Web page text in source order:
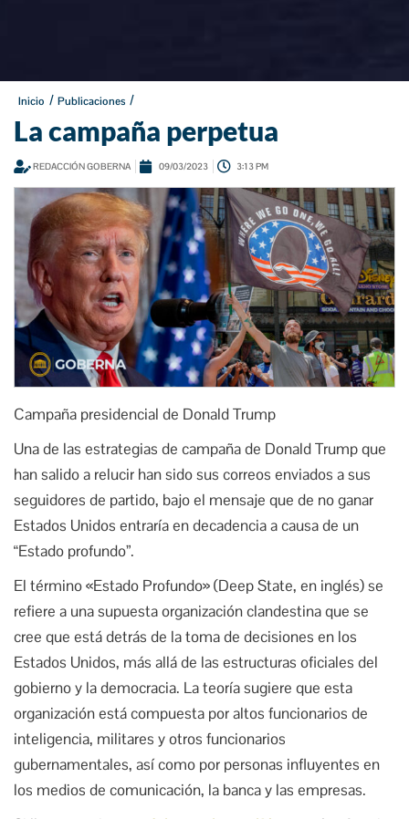
Inicio / Publicaciones /
La campaña perpetua
REDACCIÓN GOBERNA 09/03/2023 3:13 PM
Campaña presidencial de Donald Trump
Una de las estrategias de campaña de Donald Trump que
han salido a relucir han sido sus correos enviados a sus
seguidores de partido, bajo el mensaje que de no ganar
Estados Unidos entraría en decadencia a causa de un
“Estado profundo”.
El término «Estado Profundo» (Deep State, en inglés) se
refiere a una supuesta organización clandestina que se
cree que está detrás de la toma de decisiones en los
Estados Unidos, más allá de las estructuras oficiales del
gobierno y la democracia. La teoría sugiere que esta
organización está compuesta por altos funcionarios de
inteligencia, militares y otros funcionarios
gubernamentales, así como por personas influyentes en
los medios de comunicación, la banca y las empresas.